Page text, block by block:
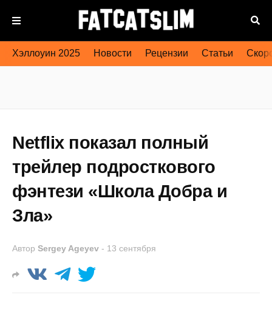
Хэллоуин 2025 Новости Рецензии Статьи
Netflix показал полный
трейлер подросткового
фэнтези «Школа Добра и
Зла»
Автор Sergey Ageyev - 13 сентября